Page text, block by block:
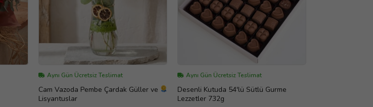
Aynı Gün Ücretsiz Teslimat
Cam Vazoda Pembe Çardak Güller ve
Lisyantuslar
Aynı Gün Ücretsiz Teslimat
Desenli Kutuda 54'lü Sütlü Gurme
Lezzetler 732g